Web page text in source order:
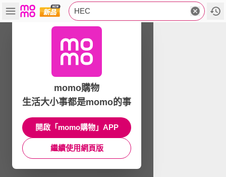
HEC
momo購物
生活大小事都是momo的事
開啟「momo購物」APP
繼續使用網頁版